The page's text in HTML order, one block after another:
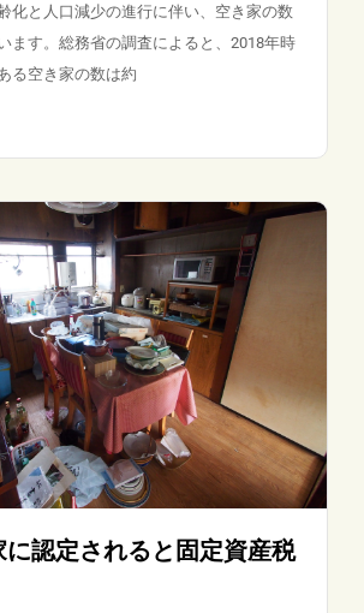
化と人口減少の進行に伴い、空き家の数
ます。総務省の調査によると、2018年時
る空き家の数は約
認定されると固定資産税